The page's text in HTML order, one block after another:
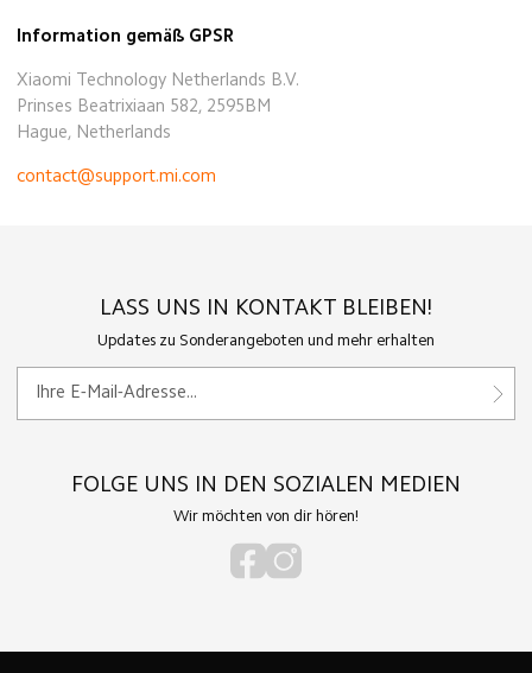
Information gemäß GPSR
Xiaomi Technology Netherlands B.V.
Prinses Beatrixiaan 582, 2595BM
Hague, Netherlands
contact@support.mi.com
LASS UNS IN KONTAKT BLEIBEN!
Updates zu Sonderangeboten und mehr erhalten
FOLGE UNS IN DEN SOZIALEN MEDIEN
Wir möchten von dir hören!